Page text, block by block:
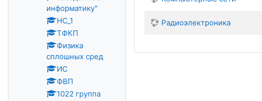
Радиоэлектроника
информатику"
НС_1
ТФКП
Физика
сплошных сред
ИС
ФВП
1022 группа